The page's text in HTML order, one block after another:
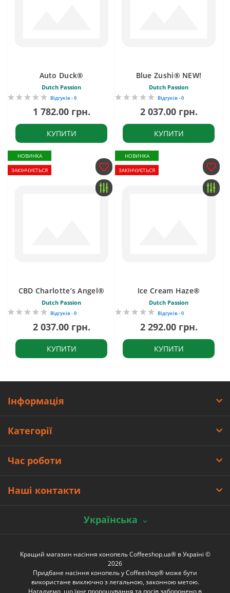
Auto Duck®
Dutch Passion
Відгуків - 0
1 782.00 грн.
КУПИТИ
Blue Zushi® NEW!
Dutch Passion
Відгуків - 0
2 037.00 грн.
КУПИТИ
НОВИНКА
ЗАКІНЧУЄТЬСЯ
CBD Charlotte’s Angel®
Dutch Passion
Відгуків - 0
2 037.00 грн.
КУПИТИ
НОВИНКА
ЗАКІНЧУЄТЬСЯ
Ice Cream Haze®
Dutch Passion
Відгуків - 0
2 292.00 грн.
КУПИТИ
Інформація
Категорії
Час роботи
Наші контакти
Українська
Кращий магазин насіння конопель Coffeeshop.ua® в Україні ©
2026
Придбане насіння конопель у Coffeeshop® може бути
використане виключно з легальною, законною метою.
Нагадуємо, що їхнє пророщування та посів заборонено в